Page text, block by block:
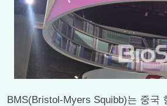
BMS(Bristol-Myers Squibb)는 중국